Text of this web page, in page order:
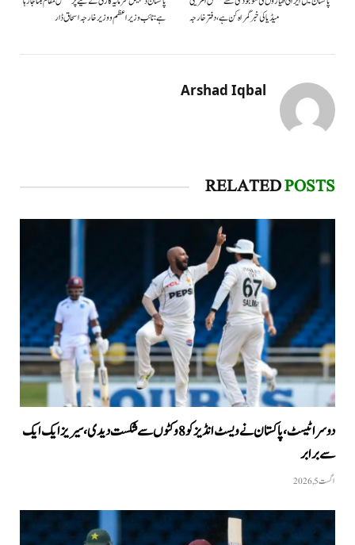
میڈیا کی خبر گمراہ کن ہے، دفتر خارجہ
ہے: نائب وزیراعظم و وزیر خارجہ اسحاق ڈار
Arshad Iqbal
RELATEDPOSTS
دوسرا ٹیسٹ، پاکستان نے ویسٹ انڈیز کو 8 وکٹوں سے شکست دیدی، سیریز ایک ایک
سے برابر
اگست 5, 2026